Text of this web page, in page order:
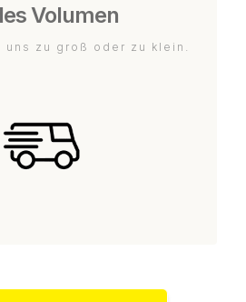
Volumen
uns zu groß oder zu klein.